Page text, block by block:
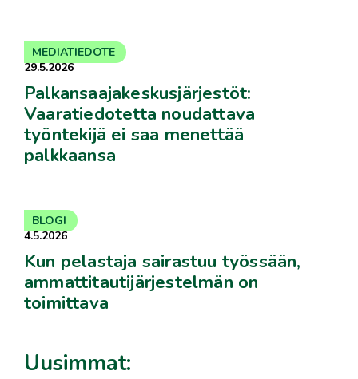
29.5.2026
Palkansaajakeskusjärjestöt:
Vaaratiedotetta noudattava
työntekijä ei saa menettää
palkkaansa
MEDIATIEDOTE
4.5.2026
Kun pelastaja sairastuu työssään,
ammattitautijärjestelmän on
toimittava
BLOGI
Uusimmat: